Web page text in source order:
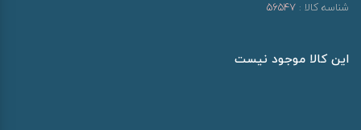
شناسه کالا : 56547
این کالا موجود نیست